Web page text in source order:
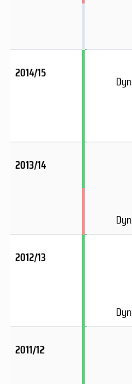
2014/15
2013/14
2012/13
2011/12